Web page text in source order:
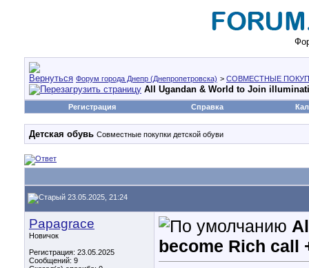
Форум города Днепр (Днепропетровска) > СОВМЕСТНЫЕ
All Ugandan & World to Join
Регистрация Справка
Детская обувь Совместные покупки детской обуви
23.05.2025, 21:24
Papagrace
Новичок
Регистрация: 23.05.2025
Сообщений: 9
become Rich call